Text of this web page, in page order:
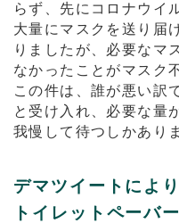
らず、先にコロナウイ
大量にマスクを送り届
りましたが、必要なマ
なかったことがマスク
この件は、誰が悪い訳
と受け入れ、必要な量
我慢して待つしかあり
デマツイートによ
トイレットペーバ